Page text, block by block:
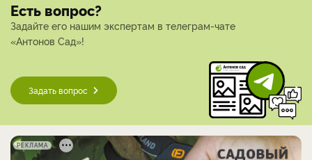
Есть вопрос?
Задайте его нашим экспертам в телеграм-чате
«Антонов Сад»!
Задать вопрос
РЕКЛАМА